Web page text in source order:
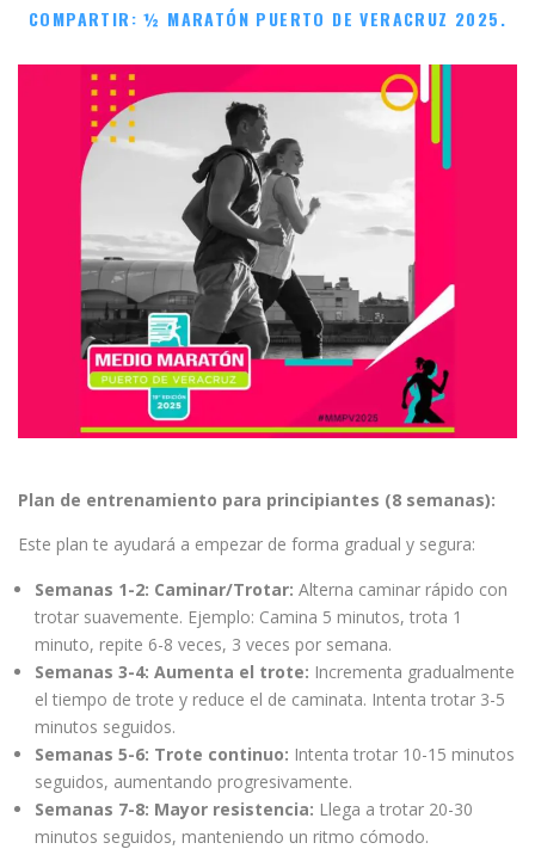
COMPARTIR: ½ MARATÓN PUERTO DE VERACRUZ 2025.
Plan de entrenamiento para principiantes (8 semanas):
Este plan te ayudará a empezar de forma gradual y segura:
Semanas 1-2: Caminar/Trotar: Alterna caminar rápido con
trotar suavemente. Ejemplo: Camina 5 minutos, trota 1
minuto, repite 6-8 veces, 3 veces por semana.
Semanas 3-4: Aumenta el trote: Incrementa gradualmente
el tiempo de trote y reduce el de caminata. Intenta trotar 3-5
minutos seguidos.
Semanas 5-6: Trote continuo: Intenta trotar 10-15 minutos
seguidos, aumentando progresivamente.
Semanas 7-8: Mayor resistencia: Llega a trotar 20-30
minutos seguidos, manteniendo un ritmo cómodo.